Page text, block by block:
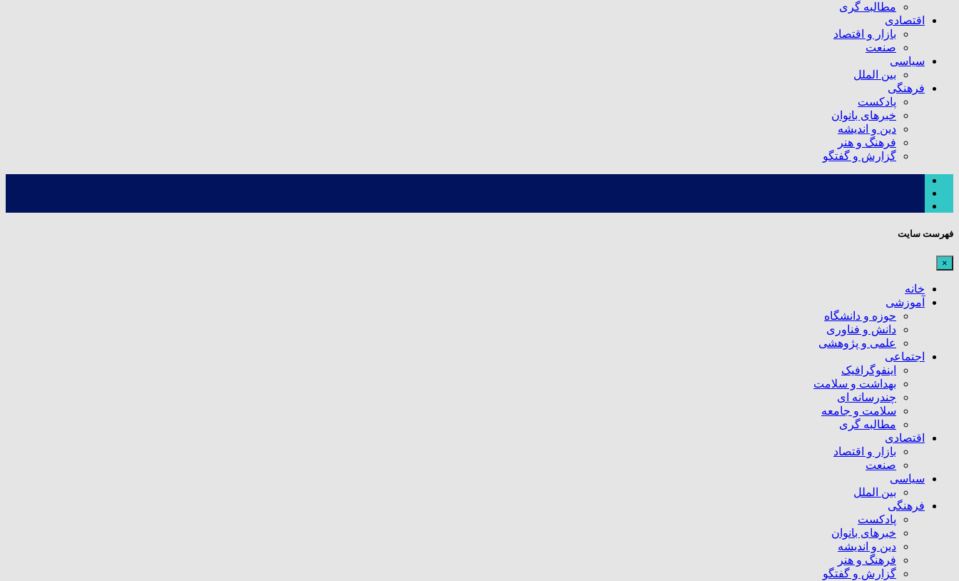
مطالبه گری
اقتصادی
بازار و اقتصاد
صنعت
سیاسی
بین الملل
فرهنگی
پادکست
خبرهای بانوان
دین و اندیشه
فرهنگ و هنر
گزارش و گفتگو
فهرست سایت
×
خانه
آموزشی
حوزه و دانشگاه
دانش و فناوری
علمی و پژوهشی
اجتماعی
اینفوگرافیک
بهداشت و سلامت
چندرسانه ای
سلامت و جامعه
مطالبه گری
اقتصادی
بازار و اقتصاد
صنعت
سیاسی
بین الملل
فرهنگی
پادکست
خبرهای بانوان
دین و اندیشه
فرهنگ و هنر
گزارش و گفتگو